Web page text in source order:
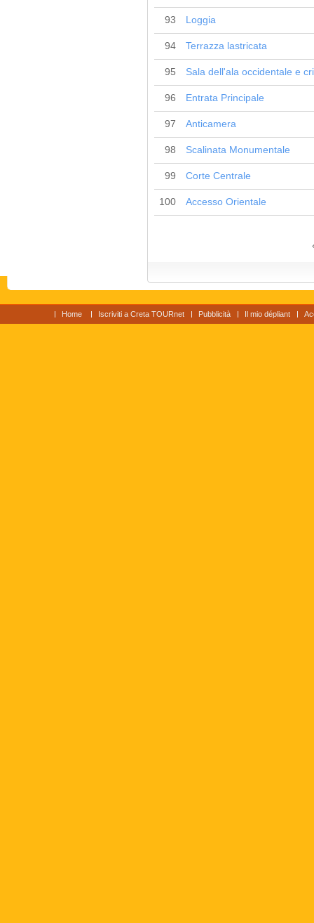
93 Loggia
94 Terrazza lastricata
95 Sala dell'ala occidentale e
96 Entrata Principale
97 Anticamera
98 Scalinata Monumentale
99 Corte Centrale
100 Accesso Orientale
Home Iscriviti a Creta TOURnet Pubblicità Il mio dépliant